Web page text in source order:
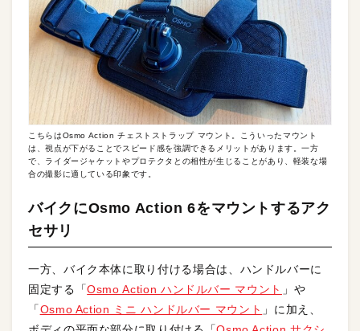
こちらはOsmo Action チェストストラップ マウント。こういったマウント
は、視点が下がることでスピード感を強調できるメリットがあります。一方
で、ライダージャケットやプロテクタとの相性が生じることがあり、軽装な場
合の撮影に適している印象です。
バイクにOsmo Action 6をマウントするアク
セサリ
一方、バイク本体に取り付ける場合は、ハンドルバーに
固定する「Osmo Action ハンドルバー マウント 」や
「Osmo Action ミニ ハンドルバー マウント 」に加え、